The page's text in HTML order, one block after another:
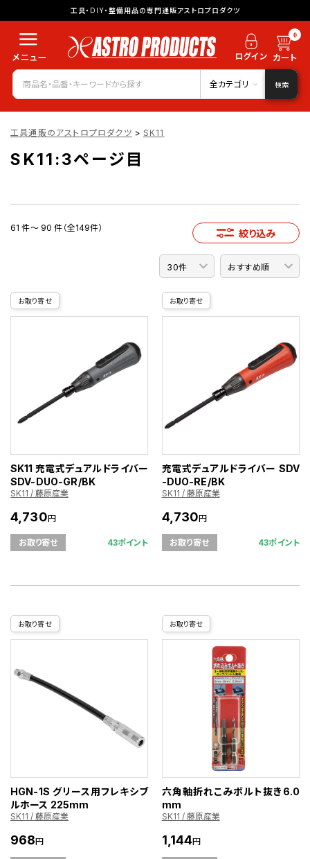
工具・DIY・整備用品の専門通販アストロプロダクツ
0
全カテゴリ 検索
工具通販のアストロプロダクツ > SK11
SK11:3ページ目
61 件～ 90 件（全149件） 絞り込み
お取り寄せ
SK11 充電式デュアルドライバー
SDV-DUO-GR/BK
SK11 / 藤原産業
4,730円
お取り寄せ 43ポイント
お取り寄せ
充電式デュアルドライバー SDV
-DUO-RE/BK
SK11 / 藤原産業
4,730円
お取り寄せ 43ポイント
お取り寄せ
HGN-1S グリース用フレキシブ
ルホース 225mm
SK11 / 藤原産業
968円
お取り寄せ
六角軸折れこみボルト抜き6.0
mm
SK11 / 藤原産業
1,144円